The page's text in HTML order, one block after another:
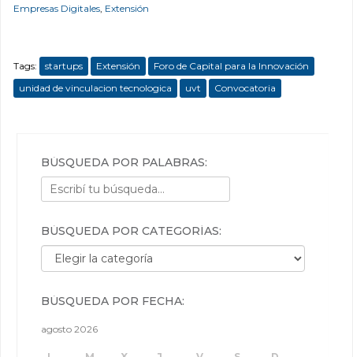
Empresas Digitales, Extensión
Tags: startups Extensión
Foro de Capital para la Innovación
unidad de vinculacion tecnologica
uvt Convocatoria
BÚSQUEDA POR PALABRAS:
BÚSQUEDA POR CATEGORÍAS:
Búsqueda por categorías:
BÚSQUEDA POR FECHA:
agosto 2026